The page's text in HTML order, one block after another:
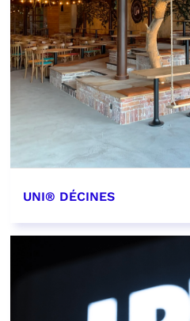
UNI® DÉCINES